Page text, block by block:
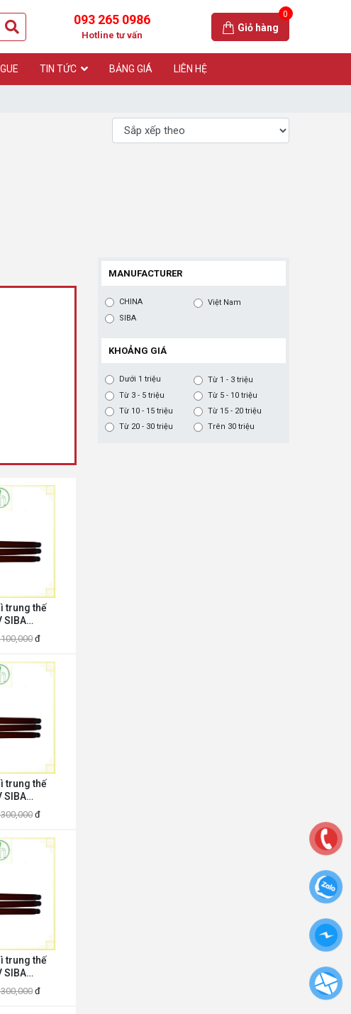
093 265 0986
Hotline tư vấn
0
Giỏ hàng
TIN TỨC BẢNG GIÁ LIÊN HỆ
trung thế
SIBA
đ
trung thế
SIBA
đ
trung thế
SIBA
đ
MANUFACTURER
CHINA
Việt Nam
SIBA
KHOẢNG GIÁ
Dưới 1 triệu
Từ 1 - 3 triệu
Từ 3 - 5 triệu
Từ 5 - 10 triệu
Từ 10 - 15 triệu
Từ 15 - 20 triệu
Từ 20 - 30 triệu
Trên 30 triệu